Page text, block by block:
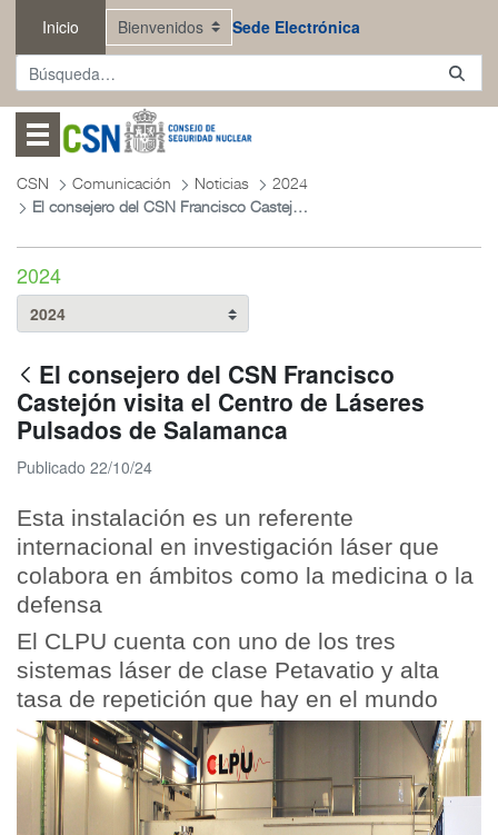
Saltar al contenido principal
Inicio Sede Electrónica
Abrir menú
CSN Comunicación Noticias
2024
El consejero del CSN Francisco Castejón visita el Centro de Láseres Pulsados de Salamanca
2024
El consejero del CSN Francisco
Castejón visita el Centro de Láseres
Pulsados de Salamanca
Publicado 22/10/24
Esta instalación es un referente
internacional en investigación láser que
colabora en ámbitos como la medicina o la
defensa
El CLPU cuenta con uno de los tres
sistemas láser de clase Petavatio y alta
tasa de repetición que hay en el mundo